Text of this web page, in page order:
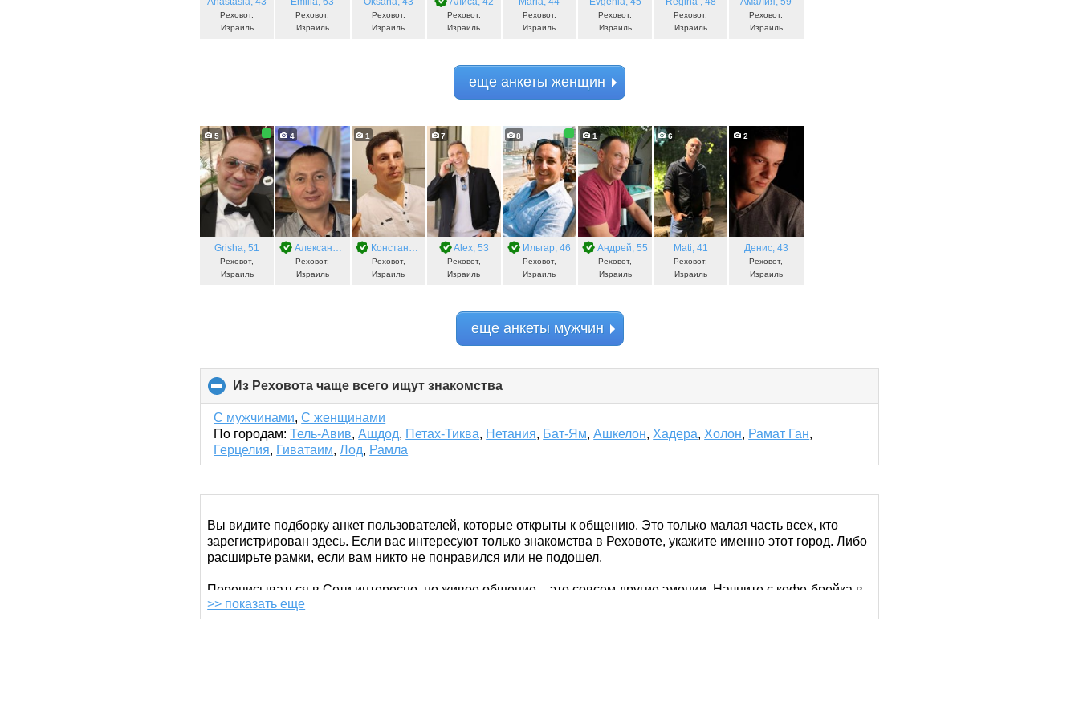
Реховот,
Израиль
Реховот,
Израиль
Реховот,
Израиль
Реховот,
Израиль
Реховот,
Израиль
Реховот,
Израиль
Реховот,
Израиль
Реховот,
Израиль
еще анкеты женщин
5
Grisha, 51
Реховот,
Израиль
4
Александр , 49
Реховот,
Израиль
1
Константин , 47
Реховот,
Израиль
7
Alex, 53
Реховот,
Израиль
8
Ильгар, 46
Реховот,
Израиль
1
Андрей, 55
Реховот,
Израиль
6
Mati, 41
Реховот,
Израиль
2
Денис, 43
Реховот,
Израиль
еще анкеты мужчин
Из Реховота чаще всего ищут знакомства
to
contents
С мужчинами,С женщинами
По городам: Тель-Авив,Ашдод, Петах-Тиква, Нетания, Бат-Ям,Ашкелон, Хадера, Холон, Рамат Ган,
Герцелия, Гиватаим,Лод, Рамла
Вы видите подборку анкет пользователей, которые открыты к общению. Это только малая часть всех, кто
зарегистрирован здесь. Если вас интересуют только знакомства в Реховоте, укажите именно этот город. Либо
расширьте рамки, если вам никто не понравился или не подошел.
Переписываться в Сети интересно, но живое общение – это совсем другие эмоции. Начните с кофе-брейка в
Coffee Show или договоритесь о встрече в цветущем парке при институте Вайцмана. Долгожданное свидание
можно провести в престижном ресторане Patisserie.
>> показать еще